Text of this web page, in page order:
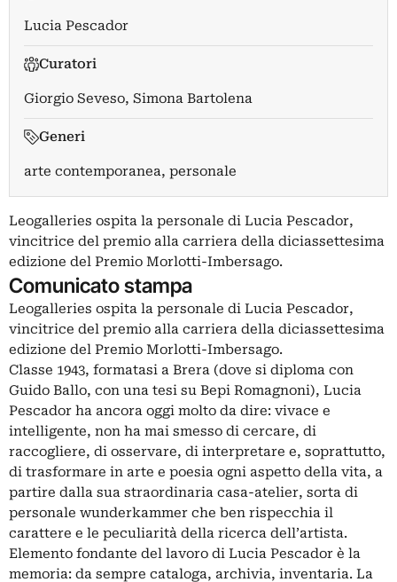
Lucia Pescador
Curatori
Giorgio Seveso, Simona Bartolena
Generi
arte contemporanea, personale
Leogalleries ospita la personale di Lucia Pescador,
vincitrice del premio alla carriera della diciassettesima
edizione del Premio Morlotti-Imbersago.
Comunicato stampa
Leogalleries ospita la personale di Lucia Pescador,
vincitrice del premio alla carriera della diciassettesima
edizione del Premio Morlotti-Imbersago.
Classe 1943, formatasi a Brera (dove si diploma con
Guido Ballo, con una tesi su Bepi Romagnoni), Lucia
Pescador ha ancora oggi molto da dire: vivace e
intelligente, non ha mai smesso di cercare, di
raccogliere, di osservare, di interpretare e, soprattutto,
di trasformare in arte e poesia ogni aspetto della vita, a
partire dalla sua straordinaria casa-atelier, sorta di
personale wunderkammer che ben rispecchia il
carattere e le peculiarità della ricerca dell’artista.
Elemento fondante del lavoro di Lucia Pescador è la
memoria: da sempre cataloga, archivia, inventaria. La